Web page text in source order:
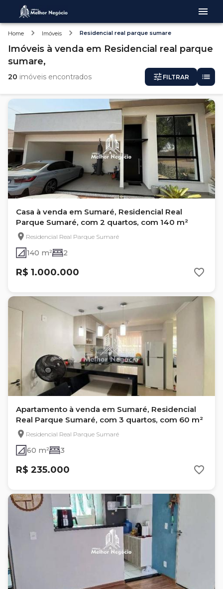
Home Imóveis Residencial real parque sumare
Imóveis à venda em Residencial real parque
sumare,
20 imóveis encontrados FILTRAR
Casa à venda em Sumaré, Residencial Real
Parque Sumaré, com 2 quartos, com 140 m²
Residencial Real Parque Sumaré
140 m² 2
R$ 1.000.000
Apartamento à venda em Sumaré, Residencial
Real Parque Sumaré, com 3 quartos, com 60 m²
Residencial Real Parque Sumaré
60 m² 3
R$ 235.000